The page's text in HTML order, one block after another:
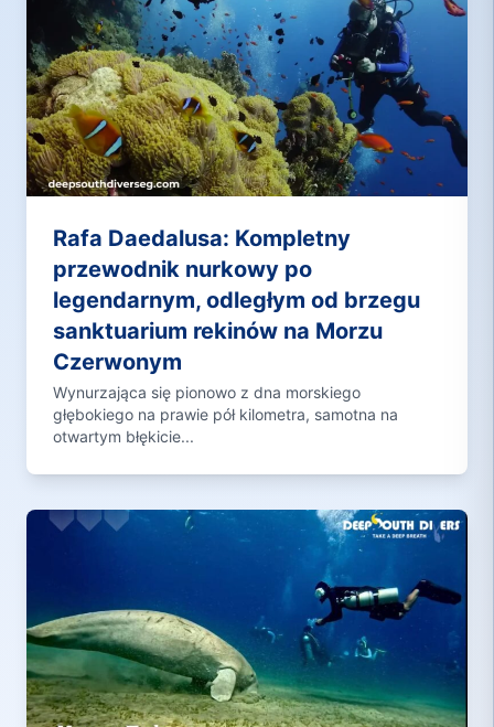
Rafa Daedalusa: Kompletny
przewodnik nurkowy po
legendarnym, odległym od brzegu
sanktuarium rekinów na Morzu
Czerwonym
Wynurzająca się pionowo z dna morskiego
głębokiego na prawie pół kilometra, samotna na
otwartym błękicie...